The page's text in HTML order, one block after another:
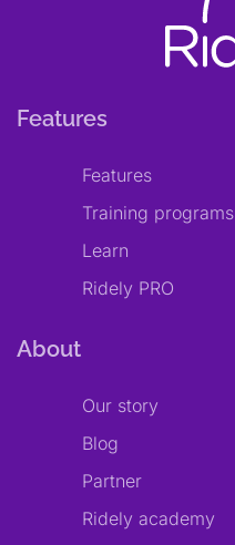
Features
Features
Training programs
Learn
Ridely PRO
About
Our story
Blog
Partner
Ridely academy